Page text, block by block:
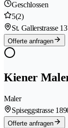
Geschlossen
5(2)
St. Gallerstrasse
Offerte anfragen
Kiener
Maler
Spiseggstrasse 18
Offerte anfragen